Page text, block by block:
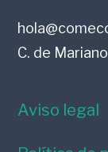
C. de
Aviso legal